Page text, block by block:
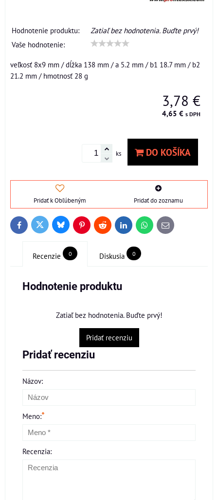
Hodnotenie produktu:
Zatiaľ bez hodnotenia. Buďte prvý!
Vaše hodnotenie:
veľkosť 8x9 mm / dĺžka 138 mm / a 5.2 mm / b1 18.7 mm / b2
21.2 mm / hmotnosť 28 g
3,78 €
4,65 € s DPH
ks DO KOŠÍKA
Pridať k Obľúbeným Pridať do zoznamu
FacebookTwitter BlueskyPinterestReddit LinkedInWhatsApp
E-
mail
Recenzie 0 Diskusia 0
Hodnotenie produktu
Zatiaľ bez hodnotenia. Buďte prvý!
Pridať recenziu
Pridať recenziu
Názov:
Meno:*
Recenzia: